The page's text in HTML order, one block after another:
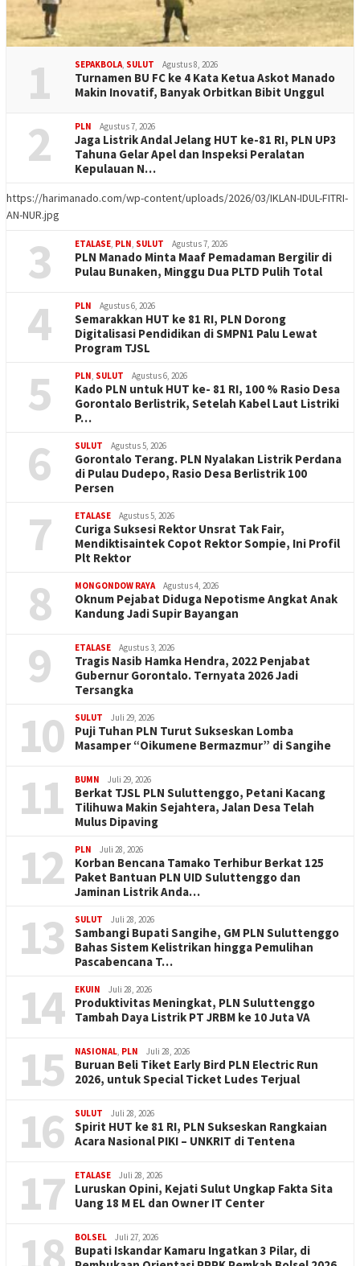
1 SEPAKBOLA, SULUT Agustus 8, 2026
Turnamen BU FC ke 4 Kata Ketua Askot Manado
Makin Inovatif, Banyak Orbitkan Bibit Unggul
2 PLN Agustus 7, 2026
Jaga Listrik Andal Jelang HUT ke-81 RI, PLN UP3
Tahuna Gelar Apel dan Inspeksi Peralatan
Kepulauan N…
https://harimanado.com/wp-content/uploads/2026/03/IKLAN-IDUL-FITRI-
AN-NUR.jpg
3 ETALASE, PLN, SULUT Agustus 7, 2026
PLN Manado Minta Maaf Pemadaman Bergilir di
Pulau Bunaken, Minggu Dua PLTD Pulih Total
4 PLN Agustus 6, 2026
Semarakkan HUT ke 81 RI, PLN Dorong
Digitalisasi Pendidikan di SMPN1 Palu Lewat
Program TJSL
5 PLN, SULUT Agustus 6, 2026
Kado PLN untuk HUT ke- 81 RI, 100 % Rasio Desa
Gorontalo Berlistrik, Setelah Kabel Laut Listriki
P…
6 SULUT Agustus 5, 2026
Gorontalo Terang. PLN Nyalakan Listrik Perdana
di Pulau Dudepo, Rasio Desa Berlistrik 100
Persen
7 ETALASE Agustus 5, 2026
Curiga Suksesi Rektor Unsrat Tak Fair,
Mendiktisaintek Copot Rektor Sompie, Ini Profil
Plt Rektor
8 MONGONDOW RAYA Agustus 4, 2026
Oknum Pejabat Diduga Nepotisme Angkat Anak
Kandung Jadi Supir Bayangan
9 ETALASE Agustus 3, 2026
Tragis Nasib Hamka Hendra, 2022 Penjabat
Gubernur Gorontalo. Ternyata 2026 Jadi
Tersangka
10 SULUT Juli 29, 2026
Puji Tuhan PLN Turut Sukseskan Lomba
Masamper “Oikumene Bermazmur” di Sangihe
11 BUMN Juli 29, 2026
Berkat TJSL PLN Suluttenggo, Petani Kacang
Tilihuwa Makin Sejahtera, Jalan Desa Telah
Mulus Dipaving
12 PLN Juli 28, 2026
Korban Bencana Tamako Terhibur Berkat 125
Paket Bantuan PLN UID Suluttenggo dan
Jaminan Listrik Anda…
13 SULUT Juli 28, 2026
Sambangi Bupati Sangihe, GM PLN Suluttenggo
Bahas Sistem Kelistrikan hingga Pemulihan
Pascabencana T…
14 EKUIN Juli 28, 2026
Produktivitas Meningkat, PLN Suluttenggo
Tambah Daya Listrik PT JRBM ke 10 Juta VA
15 NASIONAL, PLN Juli 28, 2026
Buruan Beli Tiket Early Bird PLN Electric Run
2026, untuk Special Ticket Ludes Terjual
16 SULUT Juli 28, 2026
Spirit HUT ke 81 RI, PLN Sukseskan Rangkaian
Acara Nasional PIKI – UNKRIT di Tentena
17 ETALASE Juli 28, 2026
Luruskan Opini, Kejati Sulut Ungkap Fakta Sita
Uang 18 M EL dan Owner IT Center
BOLSEL Juli 27, 2026
Bupati Iskandar Kamaru Ingatkan 3 Pilar, di